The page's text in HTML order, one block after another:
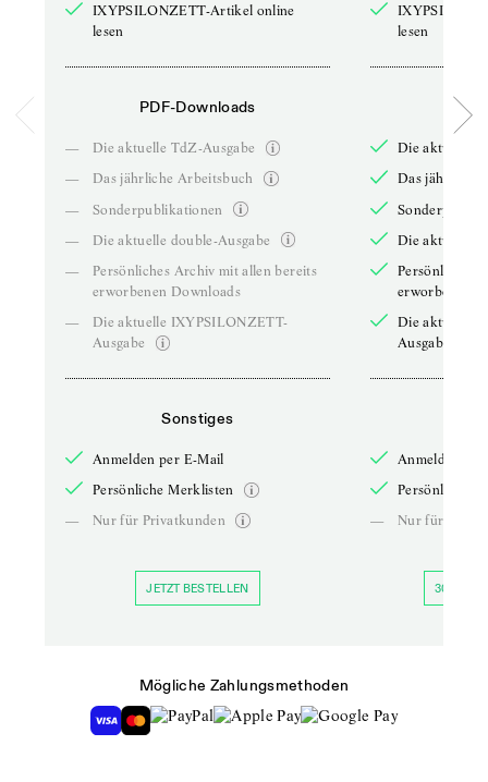
IXYPSILONZETT-Artikel online
lesen
PDF-Downloads
—
Die aktuelle TdZ-Ausgabe
—
Das jährliche Arbeitsbuch
—
Sonderpublikationen
—
Die aktuelle double-Ausgabe
—
Persönliches Archiv mit allen bereits
erworbenen Downloads
—
Die aktuelle IXYPSILONZETT-
Ausgabe
Sonstiges
Anmelden per E-Mail
Persönliche Merklisten
—
Nur für Privatkunden
JETZT BESTELLEN
lesen
Die aktuelle
Das jährliche
Die aktuelle
Persönliches
erworbenen
Die aktuelle
Ausgabe
Anmelden
Persönliche
—
Nur für
30 TAGE
Mögliche Zahlungsmethoden